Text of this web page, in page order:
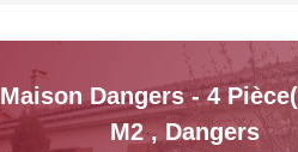
Maison Dangers - 4
M2,Dangers